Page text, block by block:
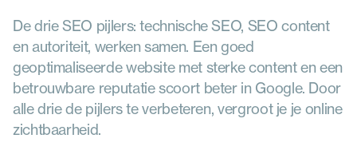
De drie SEO pijlers: technische SEO, SEO content
en autoriteit, werken samen. Een goed
geoptimaliseerde website met sterke content en een
betrouwbare reputatie scoort beter in Google. Door
alle drie de pijlers te verbeteren, vergroot je je online
zichtbaarheid.